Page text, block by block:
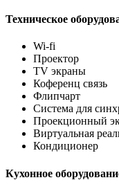
Техническое
Wi-fi
Проектор
TV экраны
Коференц связь
Флипчарт
Система для
Проекционный
Виртуальная
Кондиционер
Кухонное